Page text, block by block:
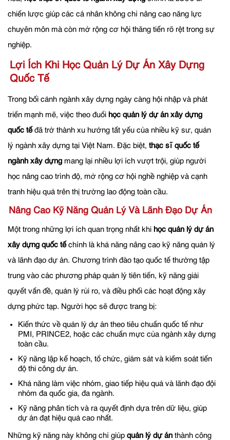
chiến lược giúp các cá nhân không chỉ nâng cao năng lực
chuyên môn mà còn mở rộng cơ hội thăng tiến rõ rệt trong sự
nghiệp.
Lợi Ích Khi Học Quản Lý Dự Án Xây Dựng
Quốc Tế
Trong bối cảnh ngành xây dựng ngày càng hội nhập và phát
triển mạnh mẽ, việc theo đuổi học quản lý dự án xây dựng
quốc tếđã trở thành xu hướng tất yếu của nhiều kỹ sư, quản
lý ngành xây dựng tại Việt Nam. Đặc biệt, thạc sĩ quốc tế
ngành xây dựng mang lại nhiều lợi ích vượt trội, giúp người
học nâng cao trình độ, mở rộng cơ hội nghề nghiệp và cạnh
tranh hiệu quả trên thị trường lao động toàn cầu.
Nâng Cao Kỹ Năng Quản Lý Và Lãnh Đạo Dự Án
Một trong những lợi ích quan trọng nhất khi học quản lý dự án
xây dựng quốc tếchính là khả năng nâng cao kỹ năng quản lý
và lãnh đạo dự án. Chương trình đào tạo quốc tế thường tập
trung vào các phương pháp quản lý tiên tiến, kỹ năng giải
quyết vấn đề, quản lý rủi ro, và điều phối các hoạt động xây
dựng phức tạp. Người học sẽ được trang bị:
Kiến thức về quản lý dự án theo tiêu chuẩn quốc tế như
PMI, PRINCE2, hoặc các chuẩn mực của ngành xây dựng
toàn cầu.
Kỹ năng lập kế hoạch, tổ chức, giám sát và kiểm soát tiến
độ thi công dự án.
Khả năng làm việc nhóm, giao tiếp hiệu quả và lãnh đạo đội
nhóm đa quốc gia, đa ngành.
Kỹ năng phân tích và ra quyết định dựa trên dữ liệu, giúp
dự án đạt hiệu quả cao nhất.
Những kỹ năng này không chỉ giúp quản lý dự án thành công